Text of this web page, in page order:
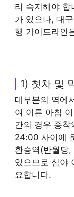
리 숙지해야 합
가 있으나, 대
행 가이드라인
1) 첫차 및
대부분의 역에
여 이른 아침
간의 경우 종
24:00 사이에
환승역(반월당
있으므로 심야
요합니다.